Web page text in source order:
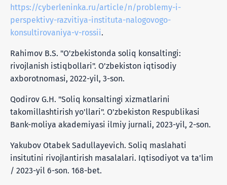
https://cyberleninka.ru/article/n/problemy-i-
perspektivy-razvitiya-instituta-nalogovogo-
konsultirovaniya-v-rossii.
Rahimov B.S. "O'zbekistonda soliq konsaltingi:
rivojlanish istiqbollari". O'zbekiston iqtisodiy
axborotnomasi, 2022-yil, 3-son.
Qodirov G.H. "Soliq konsaltingi xizmatlarini
takomillashtirish yo'llari". O'zbekiston Respublikasi
Bank-moliya akademiyasi ilmiy jurnali, 2023-yil, 2-son.
Yakubov Otabek Sadullayevich. Soliq maslahati
insitutini rivojlantirish masalalari. Iqtisodiyot va ta'lim
/ 2023-yil 6-son. 168-bet.